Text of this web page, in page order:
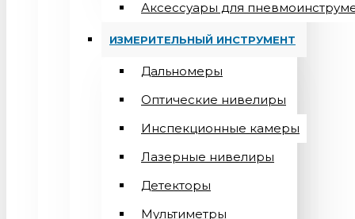
Аксессуары для
ИЗМЕРИТЕЛЬНЫЙ ИНСТРУМЕНТ
Дальномеры
Оптические нивелиры
Инспекционные камеры
Лазерные нивелиры
Детекторы
Мультиметры